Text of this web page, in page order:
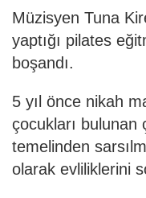
Müzisyen Tuna
yaptığı pilates
boşandı.
5 yıl önce nikah
çocukları bulunan
temelinden
olarak evliliklerini